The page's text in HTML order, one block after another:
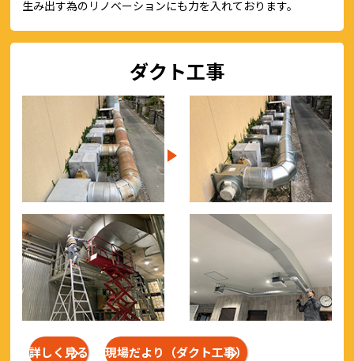
生み出す為のリノベーションにも力を入れております。
ダクト工事
詳しく見る 現場だより（ダクト工事）